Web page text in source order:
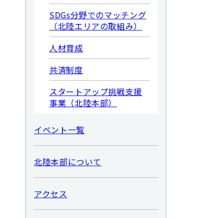
SDGs分野でのマッチング
（北陸エリアの取組み）
人材育成
共済制度
スタートアップ挑戦支援
事業（北陸本部）
イベント一覧
北陸本部について
アクセス